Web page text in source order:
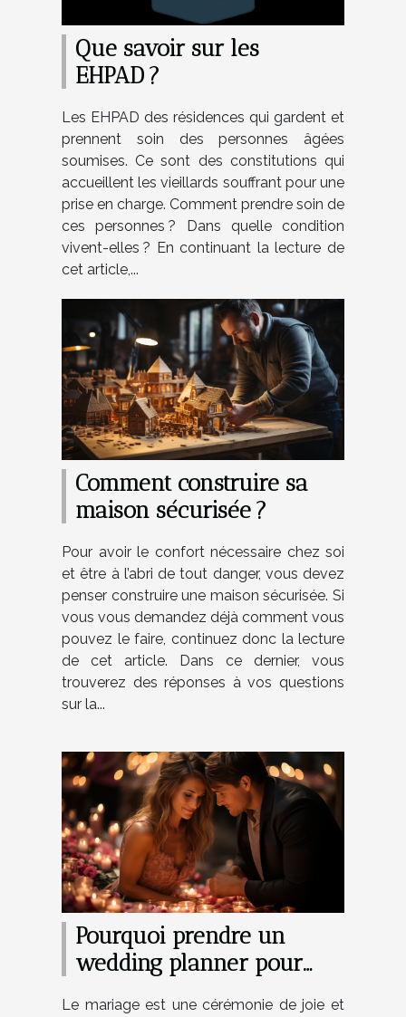
Que savoir sur les
EHPAD ?
Les EHPAD des résidences qui gardent et
prennent soin des personnes âgées
soumises. Ce sont des constitutions qui
accueillent les vieillards souffrant pour une
prise en charge. Comment prendre soin de
ces personnes ? Dans quelle condition
vivent-elles ? En continuant la lecture de
cet article,...
Comment construire sa
maison sécurisée ?
Pour avoir le confort nécessaire chez soi
et être à l’abri de tout danger, vous devez
penser construire une maison sécurisée. Si
vous vous demandez déjà comment vous
pouvez le faire, continuez donc la lecture
de cet article. Dans ce dernier, vous
trouverez des réponses à vos questions
sur la...
Pourquoi prendre un
wedding planner pour
Le mariage est une cérémonie de joie et